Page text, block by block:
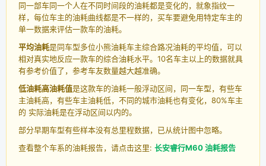
同一部车同一个人在不同时间段的油耗都是变化的，就象指纹一
样，每位车主的油耗曲线都是不一样的，买车要避免用特定车主的
单一数据来评估一款车的油耗。
平均油耗是同车型多位小熊油耗车主综合路况油耗的平均值，可以
相对真实地反应一款车的综合油耗水平。10名车主以上的数据就具
有参考价值了，参考车友数量越大越准确。
低油耗高油耗值是这款车的油耗一般浮动区间，同一车型，有些车
主油耗高，有些车主油耗低，不同的城市油耗也有变化，80%车主
的 实际油耗是在浮动区间以内的。
部分早期车型有些样本没有总里程数据，已从统计图中忽略。
查看整个车系的油耗报告，请点击这里: 长安睿行M60 油耗报告